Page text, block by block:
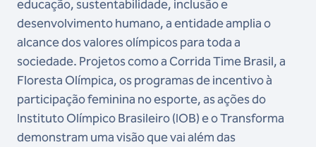
educação, sustentabilidade, inclusão e
desenvolvimento humano, a entidade amplia o
alcance dos valores olímpicos para toda a
sociedade. Projetos como a Corrida Time Brasil, a
Floresta Olímpica, os programas de incentivo à
participação feminina no esporte, as ações do
Instituto Olímpico Brasileiro (IOB) e o Transforma
demonstram uma visão que vai além das